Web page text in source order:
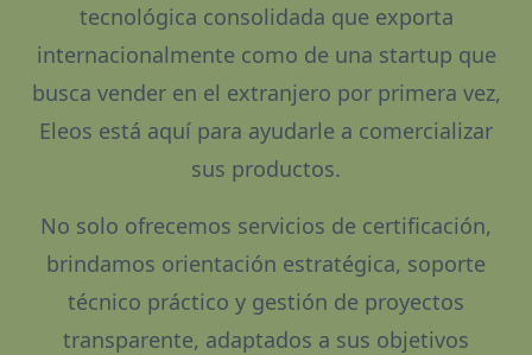
tecnológica consolidada que exporta
internacionalmente como de una startup que
busca vender en el extranjero por primera vez,
Eleos está aquí para ayudarle a comercializar
sus productos.
No solo ofrecemos servicios de certificación,
brindamos orientación estratégica, soporte
técnico práctico y gestión de proyectos
transparente, adaptados a sus objetivos